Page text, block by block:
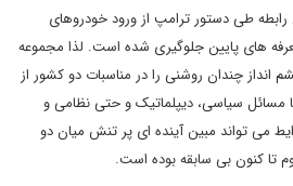
طی دستور ترامپ از ورود خودروهای
های پایین جلوگیری شده است. لذا مجموعه
چندان روشنی را در مناسبات دو کشور از
مسائل سیاسی، دیپلماتیک و حتی نظامی و
می تواند مبین آینده ای پر تنش میان دو
تا کنون بی سابقه بوده است.